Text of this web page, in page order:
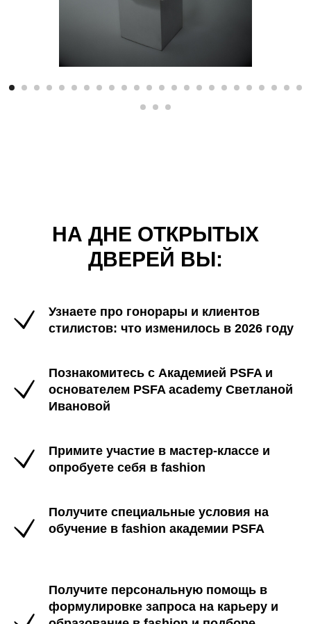
НА ДНЕ ОТКРЫТЫХ
ДВЕРЕЙ ВЫ:
Узнаете про гонорары и клиентов
стилистов: что изменилось в 2026 году
Познакомитесь с Академией PSFA и
основателем PSFA academy Светланой
Ивановой
Примите участие в мастер-классе и
опробуете себя в fashion
Получите специальные условия на
обучение в fashion академии PSFA
Получите персональную помощь в
формулировке запроса на карьеру и